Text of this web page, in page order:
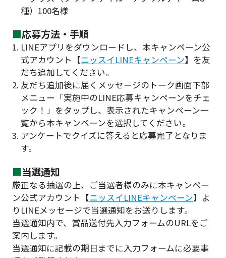
種）100名様
■応募方法・手順
1. LINEアプリをダウンロードし、本キャンペーン公
式アカウント【ニッスイLINEキャンペーン】を友
だち追加してください。
2. 友だち追加後に届くメッセージのトーク画面下部
メニュー「実施中のLINE応募キャンペーンをチェ
ック！」をタップし、表示されたキャンペーン一
覧から本キャンペーンを選択してください。
3. アンケートでクイズに答えると応募完了となりま
す。
■当選通知
厳正なる抽選の上、ご当選者様のみに本キャンペー
ン公式アカウント【ニッスイLINEキャンペーン】よ
りLINEメッセージで当選通知をお送りします。
当選通知内で、賞品送付先入力フォームのURLをご
案内します。
当選通知に記載の期日までに入力フォームに必要事